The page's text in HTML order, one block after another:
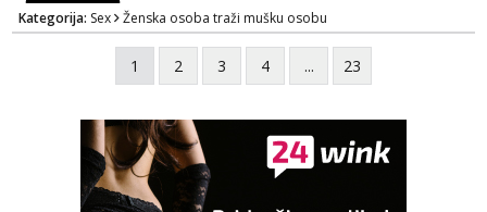
Kategorija: Sex Ženska osoba traži mušku osobu
1 2 3 4 ... 23